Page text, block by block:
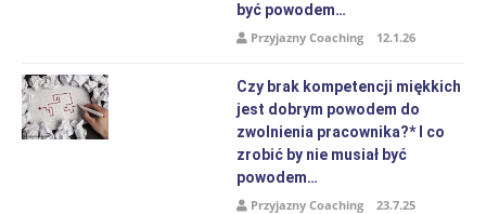
być powodem…
Przyjazny Coaching 12.1.26
Czy brak kompetencji miękkich
jest dobrym powodem do
zwolnienia pracownika?* I co
zrobić by nie musiał być
powodem…
Przyjazny Coaching 23.7.25